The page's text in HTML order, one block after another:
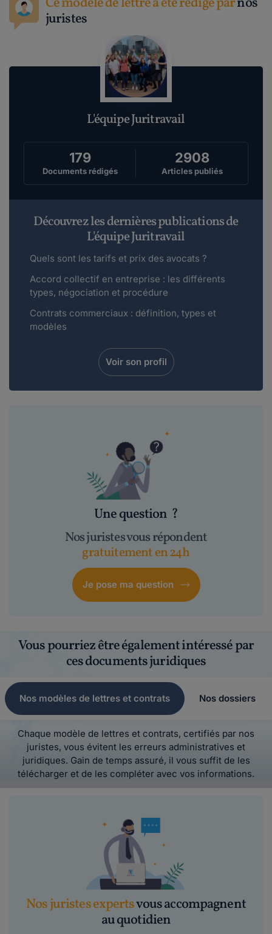
juristes
L'équipe Juritravail
179
Documents rédigés
2908
Articles publiés
Découvrez les dernières publications de
L'équipe Juritravail
Quels sont les tarifs et prix des avocats ?
Accord collectif en entreprise : les différents
types, négociation et procédure
Contrats commerciaux : définition, types et
modèles
Voir son profil
Une question ?
Nos juristes vous répondent
gratuitement en 24h
Je pose ma question
Vous pourriez être également intéressé par
ces documents juridiques
Nos modèles de lettres et contrats Nos dossiers
Chaque modèle de lettres et contrats, certifiés par nos
juristes, vous évitent les erreurs administratives et
juridiques. Gain de temps assuré, il vous suffit de les
télécharger et de les compléter avec vos informations.
Nos juristes expertsvous accompagnent
au quotidien